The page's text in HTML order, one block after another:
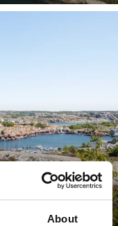
About